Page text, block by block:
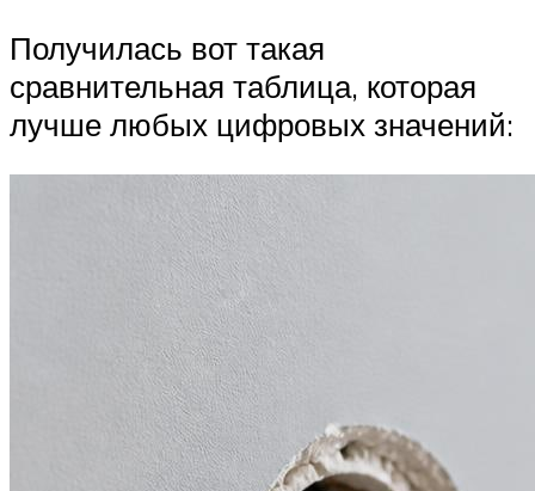
Получилась вот такая
сравнительная таблица, которая
лучше любых цифровых значений: